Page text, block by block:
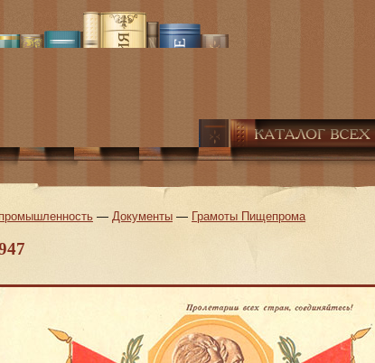
— Документы — Грамоты Пищепрома